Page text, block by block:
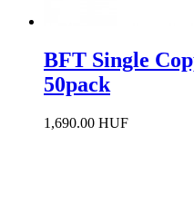
BFT Single
50pack
1,690.00 HUF